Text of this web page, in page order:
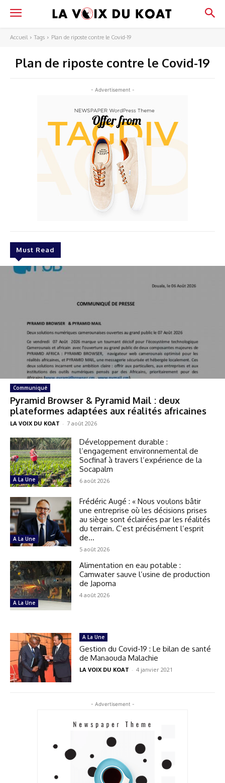
Accueil Tags Plan de riposte contre le Covid-19
Plan de riposte contre le Covid-19
- Advertisement -
Must Read
Communiqué
Pyramid Browser & Pyramid Mail : deux
plateformes adaptées aux réalités africaines
LA VOIX DU KOAT - 7 août 2026
A La Une
Développement durable :
l’engagement environnemental de
Socfinaf à travers l’expérience de la
Socapalm
6 août 2026
A La Une
Frédéric Augé : « Nous voulons bâtir
une entreprise où les décisions prises
au siège sont éclairées par les réalités
du terrain. C’est précisément l’esprit
de...
5 août 2026
A La Une
Alimentation en eau potable :
Camwater sauve l’usine de production
de Japoma
4 août 2026
A La Une
Gestion du Covid-19 : Le bilan de santé
de Manaouda Malachie
LA VOIX DU KOAT - 4 janvier 2021
- Advertisement -